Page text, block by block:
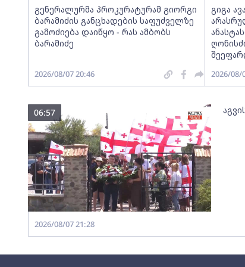
გენერალურმა პროკურატურამ გიორგი
ბარამიძის განცხადების საფუძველზე
გამოძიება დაიწყო - რას ამბობს
ბარამიძე
2026/08/07 20:46
გიგა
2026/08/
06:57
2026/08/07 21:28